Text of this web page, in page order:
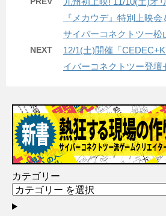
『メカウデ』特別上映
サイバーコネクトツー松
NEXT
12/1(土)開催「
イバーコネクトツー登壇
カテゴリー